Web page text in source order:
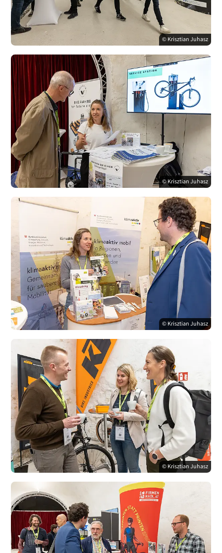
© Krisztian Juhasz
© Krisztian Juhasz
© Krisztian Juhasz
© Krisztian Juhasz